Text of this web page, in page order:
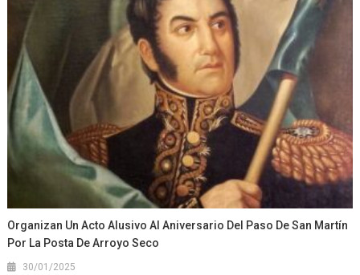
Organizan Un Acto Alusivo Al Aniversario Del Paso De San Martín
Por La Posta De Arroyo Seco
30/01/2025